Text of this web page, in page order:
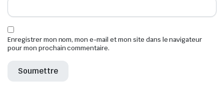
Enregistrer mon nom, mon e-mail et mon site dans le navigateur
pour mon prochain commentaire.